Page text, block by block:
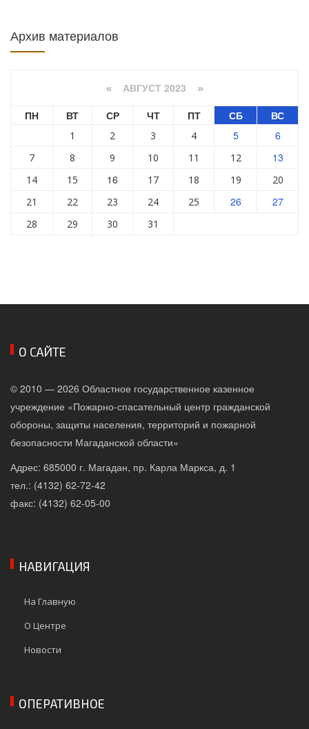
Архив материалов
« АВГУСТ 2023 »
ПН ВТ СР ЧТ ПТ СБ ВС
1 2 3 4 5 6
7 8 9 10 11 12 13
14 15 16 17 18 19
20
21
22 23 24 25 26 27
28 29 30 31
О САЙТЕ
© 2010 — 2026 Областное государственное казенное
учреждение «Пожарно-спасательный центр гражданской
обороны, защиты населения, территорий и пожарной
безопасности Магаданской области»
Адрес: 685000 г. Магадан, пр. Карла Маркса, д. 1
тел.: (4132) 62-72-42
факс: (4132) 62-05-00
НАВИГАЦИЯ
На Главную
О Центре
Новости
ОПЕРАТИВНОЕ